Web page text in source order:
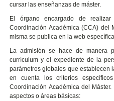
cursar las enseñanzas de máster.
El órgano encargado de
Coordinación Académica (CCA) del
misma se publica en la web
La admisión se hace de manera
currículum y el expediente de la
parámetros globales que establecen
en cuenta los criterios
Coordinación Académica del
aspectos o áreas básicas: